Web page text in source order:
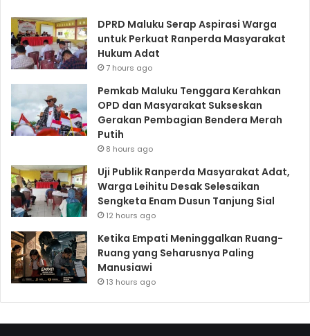
DPRD Maluku Serap Aspirasi Warga
untuk Perkuat Ranperda Masyarakat
Hukum Adat
7 hours ago
Pemkab Maluku Tenggara Kerahkan
OPD dan Masyarakat Sukseskan
Gerakan Pembagian Bendera Merah
Putih
8 hours ago
Uji Publik Ranperda Masyarakat Adat,
Warga Leihitu Desak Selesaikan
Sengketa Enam Dusun Tanjung Sial
12 hours ago
Ketika Empati Meninggalkan Ruang-
Ruang yang Seharusnya Paling
Manusiawi
13 hours ago